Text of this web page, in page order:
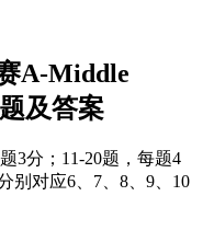
A-Middle
及答案
3分；11-20题，每题4
别对应6、7、8、9、10